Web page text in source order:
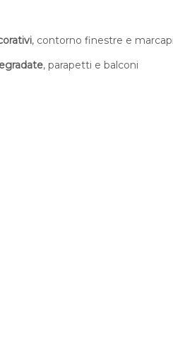
, contorno finestre e
, parapetti e balconi